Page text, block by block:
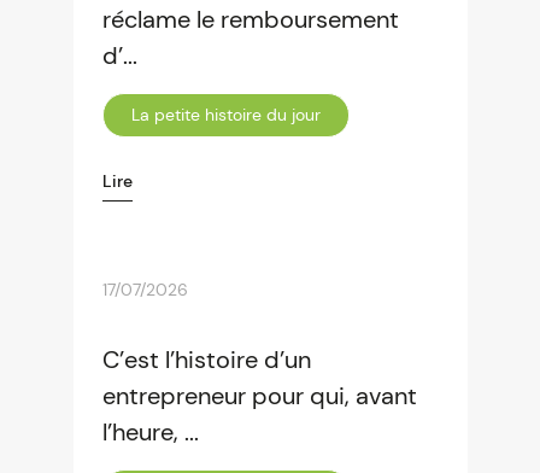
réclame le remboursement
d’...
La petite histoire du jour
Lire
17/07/2026
C’est l’histoire d’un
entrepreneur pour qui, avant
l’heure, ...